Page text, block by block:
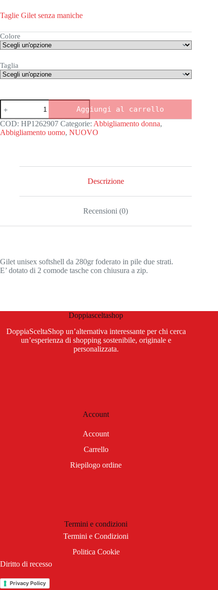
Taglie Gilet senza maniche
Colore
Taglia
Giacca
smanicata
AQUILA
quantità
Aggiungi al carrello
COD: HP1262907 Categorie: Abbigliamento donna,
Abbigliamento uomo, NUOVO
Descrizione
Recensioni (0)
Gilet unisex softshell da 280gr foderato in pile due strati.
E’ dotato di 2 comode tasche con chiusura a zip.
Doppiasceltashop
DoppiaSceltaShop un’alternativa interessante per chi cerca
un’esperienza di shopping sostenibile, originale e
personalizzata.
Account
Account
Carrello
Riepilogo ordine
Termini e condizioni
Termini e Condizioni
Politica Cookie
Diritto di recesso
Privacy Policy